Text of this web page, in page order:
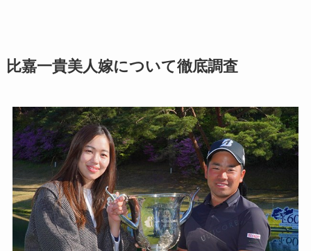
比嘉一貴美人嫁について徹底調査